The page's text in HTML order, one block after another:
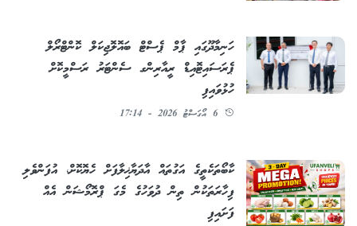
ހަނިމާދޫގައި ޕާމް ޕެސްޓް ބައޮލޮޖިކަލް ކޮންޓްރޯލް
ޕެރަސައިޓޮއިޑް ރީއާރިންގ ސެންޓަރު ރަސްމީކޮށް
ހުޅުވައިފި
6 އޯގަސްޓު 2026 - 17:14
ކާބޯތަކެތީގެ އަގުތައް އާދަޔާޚިލާފަށް ހެޔޮކޮށް، އުފަންވެލި
ފިހާރަތަކުން ތިން ދުވަހުގެ މެގަ ޕްރޮމޯޝަން އެއް
ފަށައިފި